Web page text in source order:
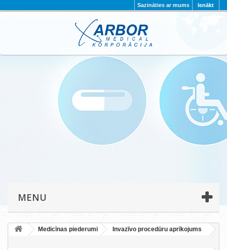
Ienākt
Sazināties ar mums
PAR MUMS PROJEKTI
KONTAKTI
PRIVĀTUMA POLITIKA
MENU
Medicīnas piederumi Invazīvo procedūru aprīkojums